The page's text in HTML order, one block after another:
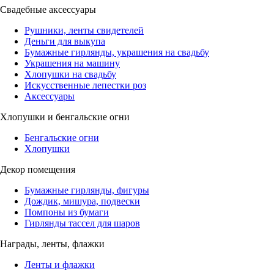
Свадебные аксессуары
Рушники, ленты свидетелей
Деньги для выкупа
Бумажные гирлянды, украшения на свадьбу
Украшения на машину
Хлопушки на свадьбу
Искусственные лепестки роз
Аксессуары
Хлопушки и бенгальские огни
Бенгальские огни
Хлопушки
Декор помещения
Бумажные гирлянды, фигуры
Дождик, мишура, подвески
Помпоны из бумаги
Гирлянды тассел для шаров
Награды, ленты, флажки
Ленты и флажки